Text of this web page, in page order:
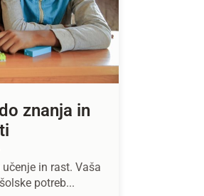
znanja in
in rast. Vaša
potreb...